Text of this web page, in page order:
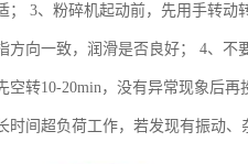
； 3、粉碎机起动前，先用手转动
方向一致，润滑是否良好； 4、不
空转10-20min，没有异常现象后
时间超负荷工作，若发现有振动、